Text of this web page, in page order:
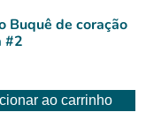
Buquê de coração
#2
ao carrinho